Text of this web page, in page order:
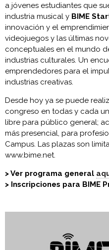
a jóvenes estudiantes que
industria musical y BIME
innovación y el
videojuegos y las últimas
conceptuales en el mundo
industrias culturales. Un
emprendedores para el
industrias creativas.
Desde hoy ya se puede
congreso en todas y cada
libre para público general;
más presencial, para
Campus. Las plazas son
www.bime.net.
> Ver programa general
> Inscripciones para BIME